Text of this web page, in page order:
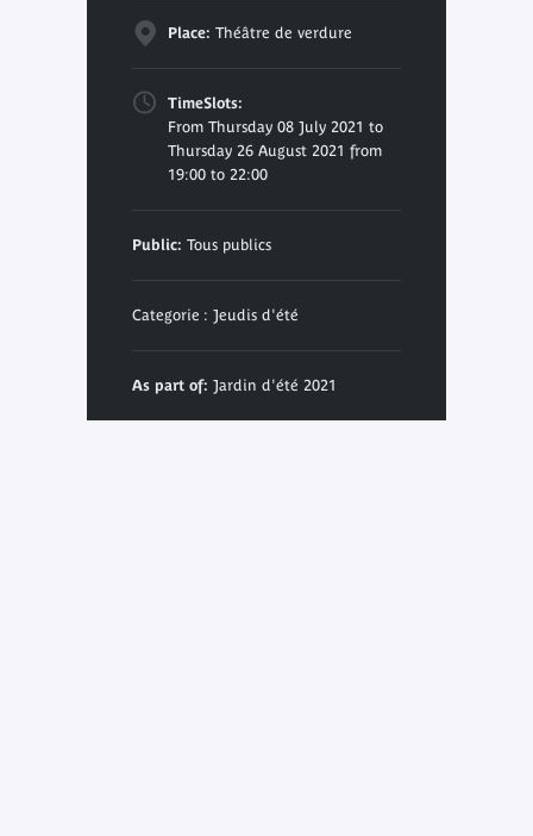
Place: Théâtre de verdure
TimeSlots:
From Thursday 08 July 2021 to
Thursday 26 August 2021 from
19:00 to 22:00
Public: Tous publics
Categorie : Jeudis d'été
As part of: Jardin d'été 2021